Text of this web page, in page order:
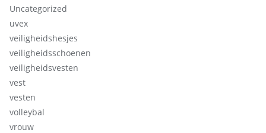
Uncategorized
uvex
veiligheidshesjes
veiligheidsschoenen
veiligheidsvesten
vest
vesten
volleybal
vrouw